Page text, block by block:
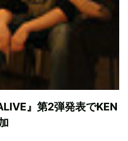
』第2弾発表でKEN